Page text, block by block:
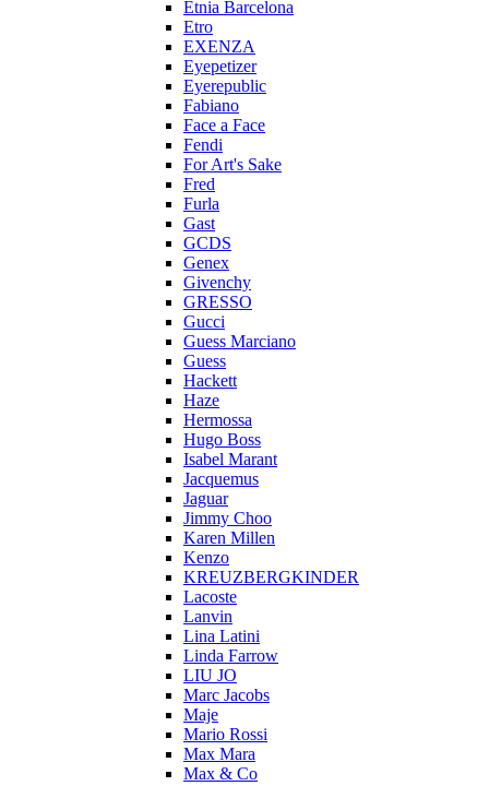
Etnia Barcelona
Etro
EXENZA
Eyepetizer
Eyerepublic
Fabiano
Face a Face
Fendi
For Art's Sake
Fred
Furla
Gast
GCDS
Genex
Givenchy
GRESSO
Gucci
Guess Marciano
Guess
Hackett
Haze
Hermossa
Hugo Boss
Isabel Marant
Jacquemus
Jaguar
Jimmy Choo
Karen Millen
Kenzo
KREUZBERGKINDER
Lacoste
Lanvin
Lina Latini
Linda Farrow
LIU JO
Marc Jacobs
Maje
Mario Rossi
Max Mara
Max & Co